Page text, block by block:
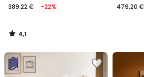
389.22 € -22%
4,1
/
479.20 €